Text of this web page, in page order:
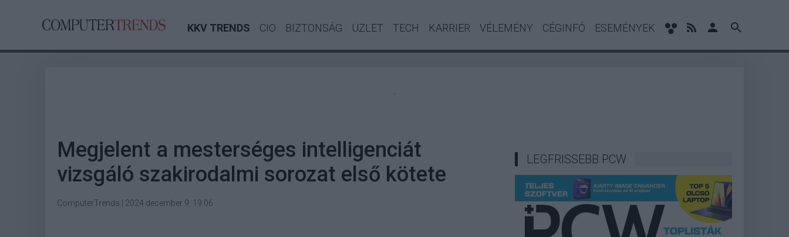
KKV TRENDS CIO BIZTONSÁG ÜZLET TECH KARRIER VÉLEMÉNY CÉGINFÓ ESEMÉNYEK
Megjelent a mesterséges intelligenciát
vizsgáló szakirodalmi sorozat első kötete
ComputerTrends 2024 december 9. 19:06
LEGFRISSEBB PCW